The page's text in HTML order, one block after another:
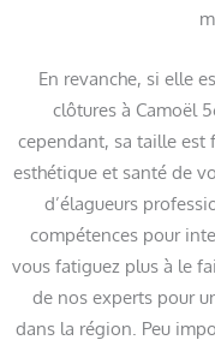
En revanche, si elle
clôtures à Camoël
cependant, sa taille est
esthétique et santé de
d’élagueurs
compétences pour
vous fatiguez plus à le
de nos experts pour
dans la région. Peu